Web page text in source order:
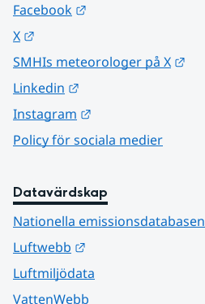
Facebook
X
SMHIs meteorologer på X
Linkedin
Instagram
Policy för sociala medier
Datavärdskap
Nationella emissionsdatabasen
Luftwebb
Luftmiljödata
VattenWebb